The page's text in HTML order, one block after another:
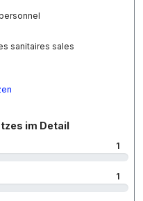
sanitaires sales
im Detail
1
1